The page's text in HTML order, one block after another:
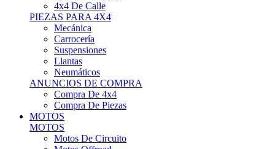
4x4 De Calle
PIEZAS PARA 4X4
Mecánica
Carrocería
Suspensiones
Llantas
Neumáticos
ANUNCIOS DE COMPRA
Compra De 4x4
Compra De Piezas
MOTOS
MOTOS
Motos De Circuito